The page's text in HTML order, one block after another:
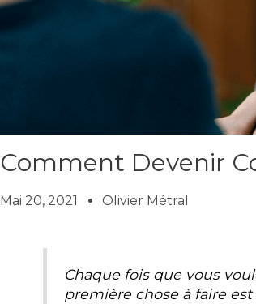
Comment Devenir
Mai 20, 2021 Olivier Métral
Chaque fois que vous
première chose à faire est